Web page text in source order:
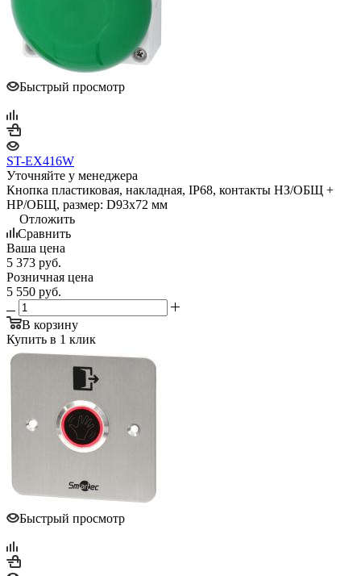
Быстрый просмотр
ST-EX416W
Уточняйте у менеджера
Кнопка пластиковая, накладная, IP68, контакты НЗ/ОБЩ +
НР/ОБЩ, размер: D93х72 мм
Отложить
Сравнить
Ваша цена
5 373 руб.
Розничная цена
5 550 руб.
В корзину
Купить в 1 клик
Быстрый просмотр